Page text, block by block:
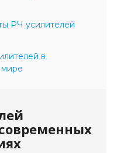
РЧ усилителей
в